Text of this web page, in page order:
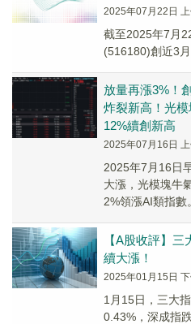
2025年07月22日
截至2025年7月
(516180)創近3月
放量再漲3%！
炸裂新高！光
12%續創新高
2025年07月16日
2025年7月16日
大漲，光模塊牛
2%領漲AI類指
【A股收評】
續大漲！
2025年01月15日
1月15日，三大
0.43%，深成指